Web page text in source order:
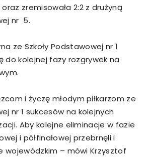
zremisowała 2:2 z drużyną
nr 5.
ze Szkoły Podstawowej nr 1
do kolejnej fazy rozgrywek na
i życzę młodym piłkarzom ze
nr 1 sukcesów na kolejnych
Aby kolejne eliminacje w fazie
i półfinałowej przebrnęli i
wojewódzkim – mówi Krzysztof